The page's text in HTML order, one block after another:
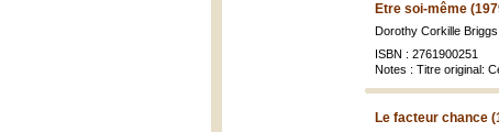
Etre soi-même
Dorothy Corkille
ISBN : 2761900251
Notes : Titre original:
Le facteur chance